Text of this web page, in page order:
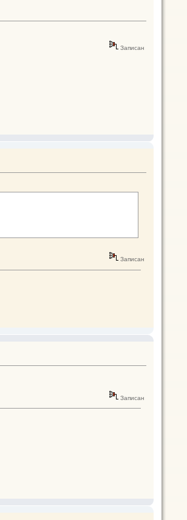
Записан
Записан
Записан